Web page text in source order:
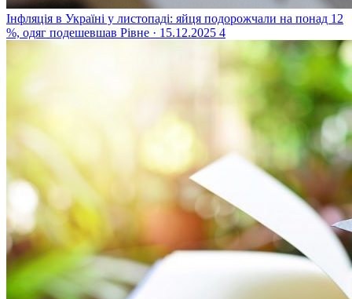
Інфляція в Україні у листопаді: яйця подорожчали на понад 12
%, одяг подешевшав Рівне · 15.12.2025 4